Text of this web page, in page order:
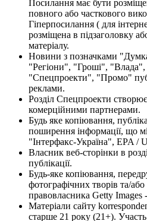
Посилання має бути
повного або часткового
Гіперпосилання ( для
розміщена в підзаголовку
матеріалу.
Новини з позначками
"Регіони", "Гроші",
"Спецпроекти", "Промо"
реклами.
Розділ Спецпроекти
комерційними партнерами.
Будь яке копіювання,
поширення інформації, що
"Інтерфакс-Україна", EPA /
Власник веб-сторінки в
публікації.
Будь-яке копіювання,
фотографічних творів та/або
правовласника Getty Images
Матеріали сайту
старше 21 року (21+).